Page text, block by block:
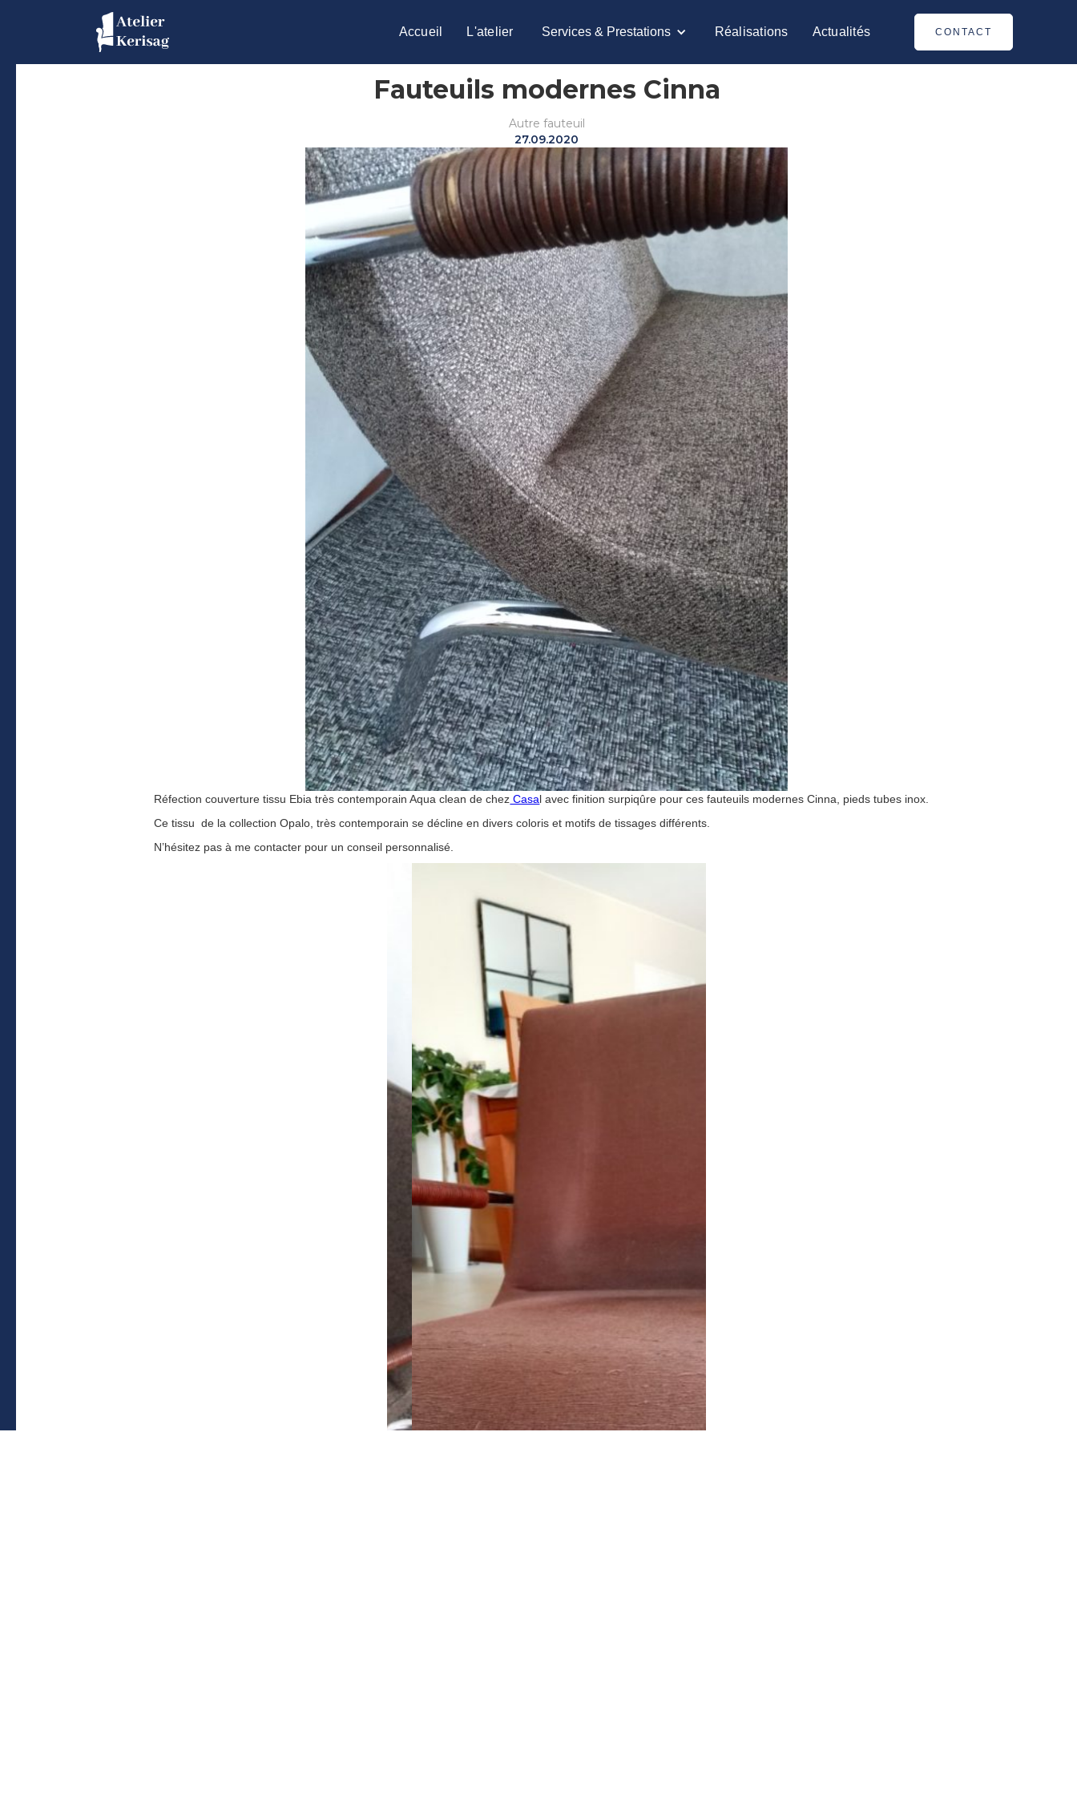
Accueil L'atelier Services & Prestations Réalisations Actualités CONTACT
Fauteuils modernes Cinna
Autre fauteuil
27.09.2020
Réfection couverture tissu Ebia très contemporain Aqua clean de chez Casal avec finition surpiqûre pour ces fauteuils modernes Cinna, pieds tubes inox.
Ce tissu de la collection Opalo, très contemporain se décline en divers coloris et motifs de tissages différents.
N’hésitez pas à me contacter pour un conseil personnalisé.